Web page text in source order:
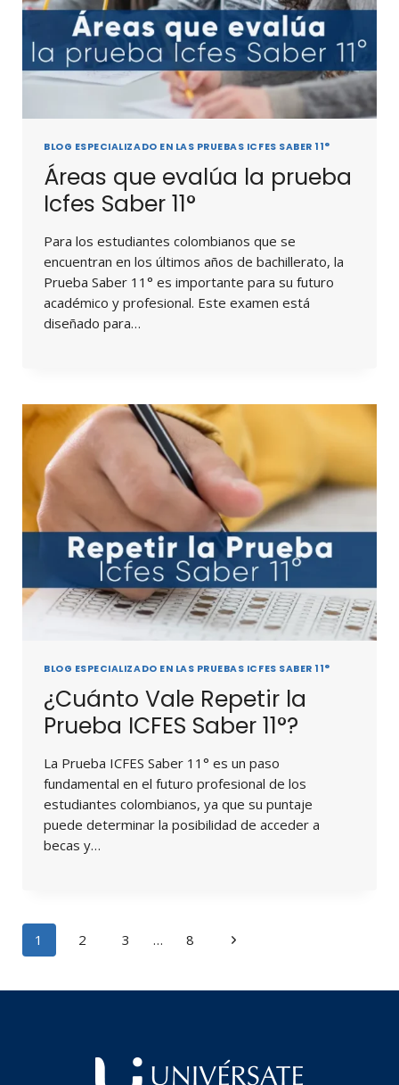
BLOG ESPECIALIZADO EN LAS PRUEBAS ICFES SABER 11°
Áreas que evalúa la prueba
Icfes Saber 11°
Para los estudiantes colombianos que se
encuentran en los últimos años de bachillerato, la
Prueba Saber 11° es importante para su futuro
académico y profesional. Este examen está
diseñado para…
BLOG ESPECIALIZADO EN LAS PRUEBAS ICFES SABER 11°
¿Cuánto Vale Repetir la
Prueba ICFES Saber 11°?
La Prueba ICFES Saber 11° es un paso
fundamental en el futuro profesional de los
estudiantes colombianos, ya que su puntaje
puede determinar la posibilidad de acceder a
becas y…
Navegación
de
1 2 3 … 8
Siguiente